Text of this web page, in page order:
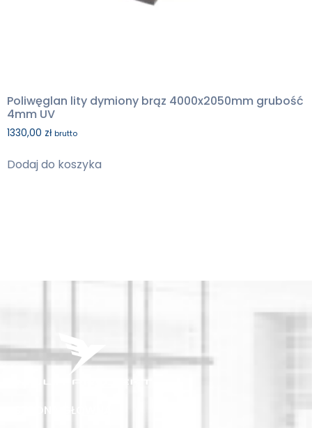
Poliwęglan lity dymiony brąz 4000x2050mm grubość
4mm UV
1330,00 zł brutto
Dodaj do koszyka
STRONA GŁÓWNA